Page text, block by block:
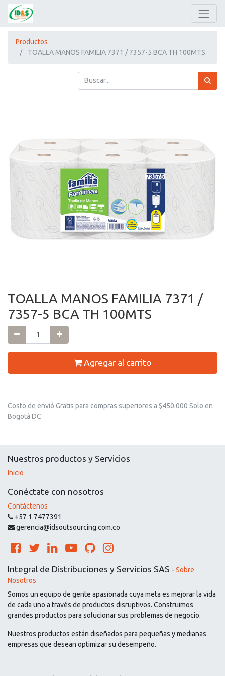
Productos
TOALLA MANOS FAMILIA 7371 / 7357-5 BCA TH 100MTS
TOALLA MANOS FAMILIA 7371 /
7357-5 BCA TH 100MTS
Agregar al carrito
Costo de envió Gratis para compras superiores a $450.000 Solo en
Bogotá DC
Nuestros productos y Servicios
Inicio
Conéctate con nosotros
Contáctenos
+57 1 7477391
gerencia@idsoutsourcing.com.co
Integral de Distribuciones y Servicios SAS - Sobre
Nosotros
Somos un equipo de gente apasionada cuya meta es mejorar la vida
de cada uno a través de productos disruptivos. Construimos
grandes productos para solucionar sus problemas de negocio.
Nuestros productos están diseñados para pequeñas y medianas
empresas que desean optimizar su desempeño.